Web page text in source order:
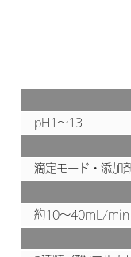
pH1～13
滴定モード・添加
約10～40mL/min